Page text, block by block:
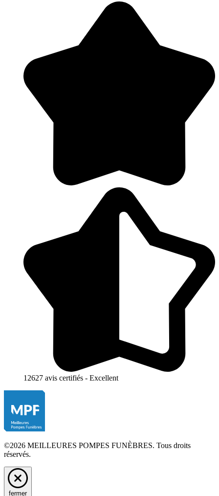
12627 avis certifiés - Excellent
©2026 MEILLEURES POMPES FUNÈBRES. Tous droits
réservés.
fermer